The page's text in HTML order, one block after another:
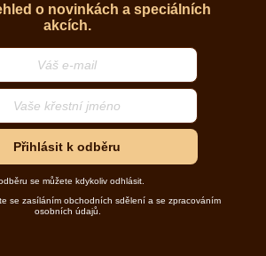
o novinkách a speciálních
akcích.
Přihlásit k odběru
se můžete kdykoliv odhlásit.
se zasíláním obchodních sdělení a se zpracováním
osobních údajů.